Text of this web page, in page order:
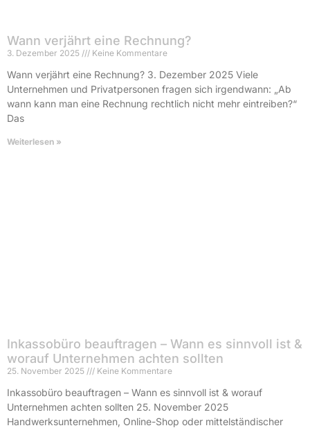
Wann verjährt eine Rechnung?
3. Dezember 2025 Keine Kommentare
Wann verjährt eine Rechnung? 3. Dezember 2025 Viele
Unternehmen und Privatpersonen fragen sich irgendwann: „Ab
wann kann man eine Rechnung rechtlich nicht mehr eintreiben?“
Das
Weiterlesen »
Inkassobüro beauftragen – Wann es sinnvoll ist &
worauf Unternehmen achten sollten
25. November 2025 Keine Kommentare
Inkassobüro beauftragen – Wann es sinnvoll ist & worauf
Unternehmen achten sollten 25. November 2025
Handwerksunternehmen, Online-Shop oder mittelständischer